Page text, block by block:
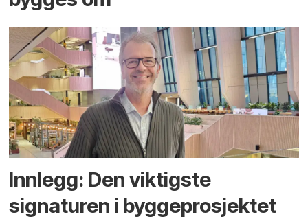
Innlegg: Den viktigste
signaturen i bygge­­prosjektet